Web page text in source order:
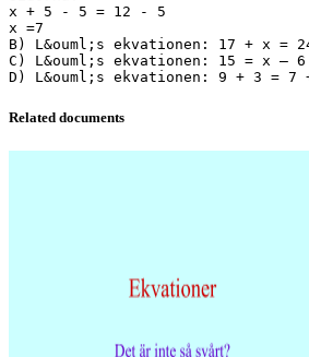
x + 5 - 5 = 12 - 5
x =7
B) L&ouml;s ekvationen: 17 + x =
C) L&ouml;s ekvationen: 15 = x – 6
Related documents